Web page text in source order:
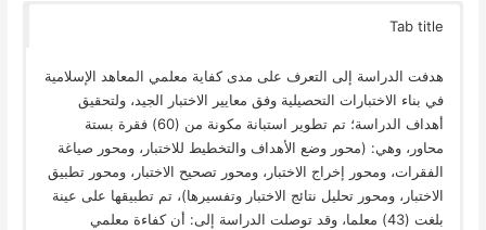
Tab title
هدفت الدراسة إلى التعرف على مدى كفاية معلمي المعاهد الإسلامية
في بناء الاختبارات التحصيلية وفق معايير الاختبار الجيد، ولتحقيق
أهداف الدراسة؛ تم تطوير استبانة مكونة من (60) فقرة بستة
محاور، وهي: (محور وضع الأهداف والتخطيط للاختبار، ومحور صياغة
الفقرات، ومحور إخراج الاختبار، ومحور تصحيح الاختبار، ومحور تطبيق
الاختبار، ومحور تحليل نتائج الاختبار وتفسيرها)، تم تطبيقها على عينة
بلغت (43) معلما، وقد توصلت الدراسة إلى: أن كفاءة معلمي